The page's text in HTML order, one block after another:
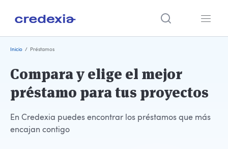
Inicio / Préstamos
Compara y elige el mejor
préstamo para tus proyectos
En Credexia puedes encontrar los préstamos que más
encajan contigo